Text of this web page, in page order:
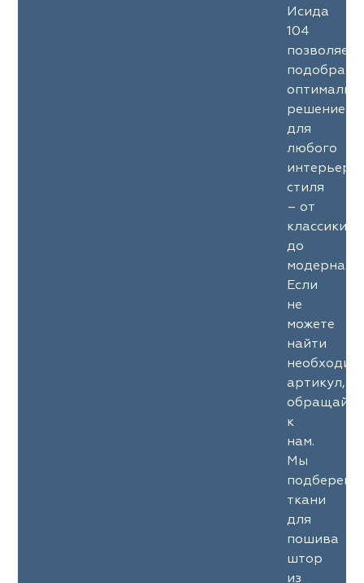
Исида
104
позволяет
подобрать
решение
для
любого
стиля
– от
классики
до
модерна.
Если
не
можете
найти
артикул,
к
нам.
Мы
подберем
ткани
для
пошива
штор
из